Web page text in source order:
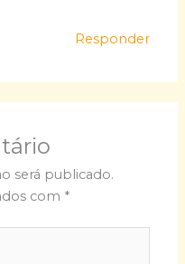
Responder
será publicado.
com *